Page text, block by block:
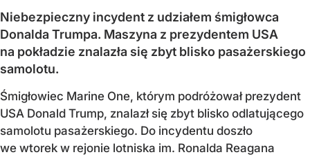
Niebezpieczny incydent z udziałem śmigłowca
Donalda Trumpa. Maszyna z prezydentem USA
na pokładzie znalazła się zbyt blisko pasażerskiego
samolotu.
Śmigłowiec Marine One, którym podróżował prezydent
USA Donald Trump, znalazł się zbyt blisko odlatującego
samolotu pasażerskiego. Do incydentu doszło
we wtorek w rejonie lotniska im. Ronalda Reagana